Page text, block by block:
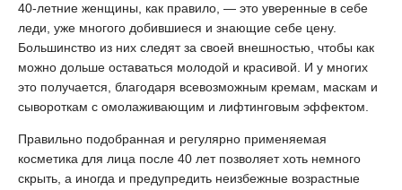
40-летние женщины, как правило, — это уверенные в себе
леди, уже многого добившиеся и знающие себе цену.
Большинство из них следят за своей внешностью, чтобы как
можно дольше оставаться молодой и красивой. И у многих
это получается, благодаря всевозможным кремам, маскам и
сывороткам с омолаживающим и лифтинговым эффектом.
Правильно подобранная и регулярно применяемая
косметика для лица после 40 лет позволяет хоть немного
скрыть, а иногда и предупредить неизбежные возрастные